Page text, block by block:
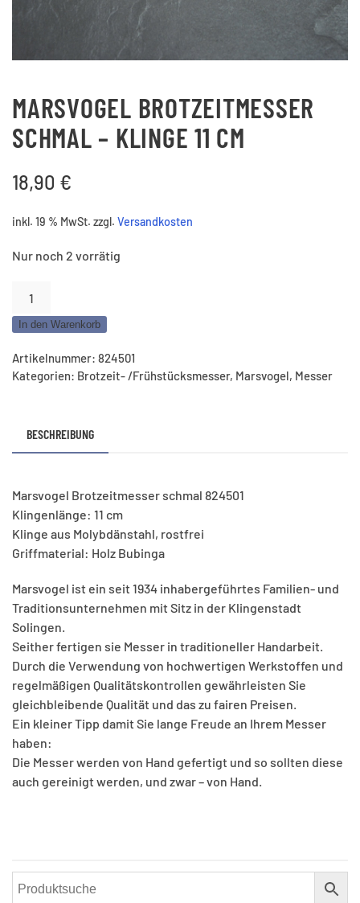
MARSVOGEL BROTZEITMESSER
SCHMAL – KLINGE 11 CM
18,90 €
inkl. 19 % MwSt. zzgl. Versandkosten
Nur noch 2 vorrätig
schmal
Klinge
In den Warenkorb
Artikelnummer: 824501
Kategorien: Brotzeit- /Frühstücksmesser, Marsvogel, Messer
BESCHREIBUNG
Marsvogel Brotzeitmesser schmal 824501
Klingenlänge: 11 cm
Klinge aus Molybdänstahl, rostfrei
Griffmaterial: Holz Bubinga
Marsvogel ist ein seit 1934 inhabergeführtes Familien- und
Traditionsunternehmen mit Sitz in der Klingenstadt
Solingen.
Seither fertigen sie Messer in traditioneller Handarbeit.
Durch die Verwendung von hochwertigen Werkstoffen und
regelmäßigen Qualitätskontrollen gewährleisten Sie
gleichbleibende Qualität und das zu fairen Preisen.
Ein kleiner Tipp damit Sie lange Freude an Ihrem Messer
haben:
Die Messer werden von Hand gefertigt und so sollten diese
auch gereinigt werden, und zwar – von Hand.